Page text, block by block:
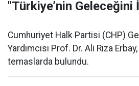
"Türkiye’nin Geleceğini
Cumhuriyet Halk Partisi (CHP)
Yardımcısı Prof. Dr. Ali Rıza
temaslarda bulundu.